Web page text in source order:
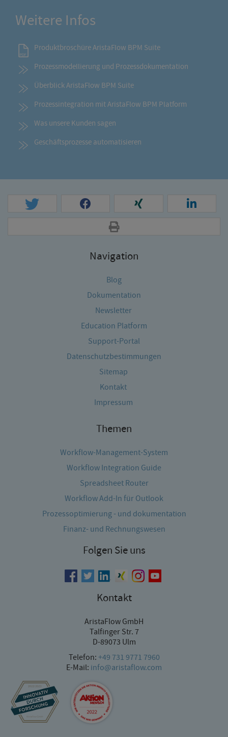
Weitere Infos
Produktbroschüre AristaFlow BPM Suite
Prozessmodellierung und Prozessdokumentation
Überblick AristaFlow BPM Suite
Prozessintegration mit AristaFlow BPM Platform
Was unsere Kunden sagen
Geschäftsprozesse automatisieren
Navigation
Blog
Dokumentation
Newsletter
Education Platform
Support-Portal
Datenschutzbestimmungen
Sitemap
Kontakt
Impressum
Themen
Workflow-Management-System
Workflow Integration Guide
Spreadsheet Router
Workflow Add-In für Outlook
Prozessoptimierung - und dokumentation
Finanz- und Rechnungswesen
Folgen Sie uns
Kontakt
AristaFlow GmbH
Talfinger Str. 7
D-89073 Ulm
Telefon:+49 731 9771 7960
E-Mail: info@aristaflow.com